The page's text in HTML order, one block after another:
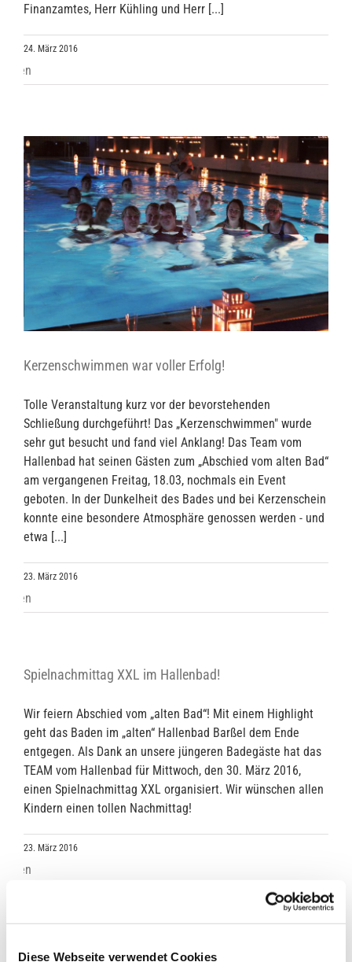
Diese Webseite verwendet Cookies
Finanzamtes, Herr Kühling und Herr [...]
24. März 2016
Kerzenschwimmen war voller Erfolg!
Tolle Veranstaltung kurz vor der bevorstehenden
Schließung durchgeführt! Das „Kerzenschwimmen" wurde
sehr gut besucht und fand viel Anklang! Das Team vom
Hallenbad hat seinen Gästen zum „Abschied vom alten Bad“
am vergangenen Freitag, 18.03, nochmals ein Event
geboten. In der Dunkelheit des Bades und bei Kerzenschein
konnte eine besondere Atmosphäre genossen werden - und
etwa [...]
23. März 2016
Spielnachmittag XXL im Hallenbad!
Wir feiern Abschied vom „alten Bad“! Mit einem Highlight
geht das Baden im „alten“ Hallenbad Barßel dem Ende
entgegen. Als Dank an unsere jüngeren Badegäste hat das
TEAM vom Hallenbad für Mittwoch, den 30. März 2016,
einen Spielnachmittag XXL organisiert. Wir wünschen allen
Kindern einen tollen Nachmittag!
23. März 2016